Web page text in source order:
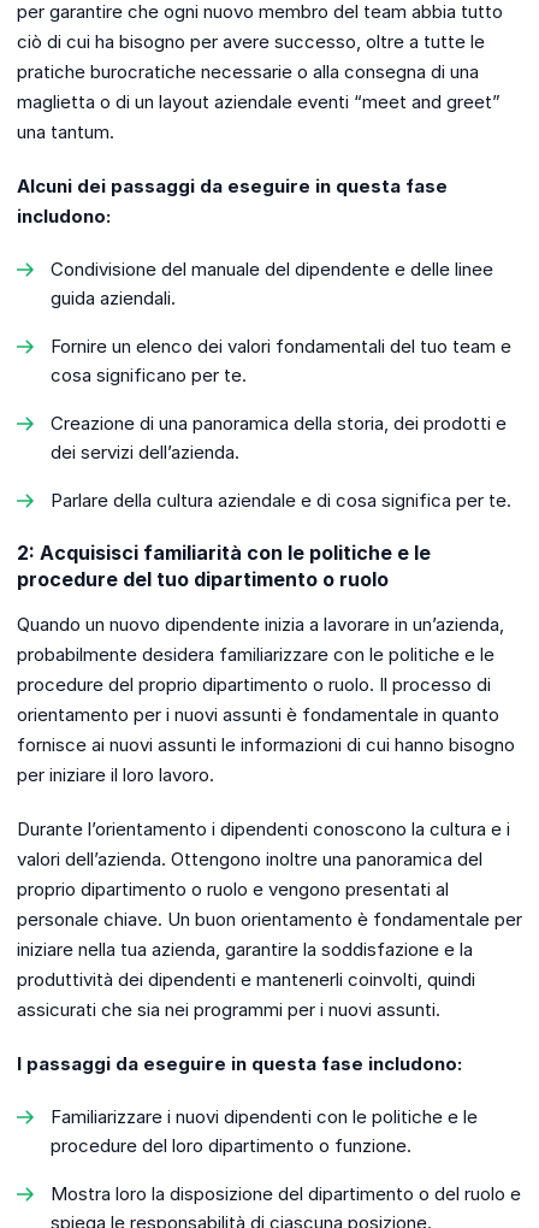
per garantire che ogni nuovo membro del team abbia tutto
ciò di cui ha bisogno per avere successo, oltre a tutte le
pratiche burocratiche necessarie o alla consegna di una
maglietta o di un layout aziendale eventi “meet and greet”
una tantum.
Alcuni dei passaggi da eseguire in questa fase
includono:
Condivisione del manuale del dipendente e delle linee
guida aziendali.
Fornire un elenco dei valori fondamentali del tuo team e
cosa significano per te.
Creazione di una panoramica della storia, dei prodotti e
dei servizi dell’azienda.
Parlare della cultura aziendale e di cosa significa per te.
2: Acquisisci familiarità con le politiche e le
procedure del tuo dipartimento o ruolo
Quando un nuovo dipendente inizia a lavorare in un’azienda,
probabilmente desidera familiarizzare con le politiche e le
procedure del proprio dipartimento o ruolo. Il processo di
orientamento per i nuovi assunti è fondamentale in quanto
fornisce ai nuovi assunti le informazioni di cui hanno bisogno
per iniziare il loro lavoro.
Durante l’orientamento i dipendenti conoscono la cultura e i
valori dell’azienda. Ottengono inoltre una panoramica del
proprio dipartimento o ruolo e vengono presentati al
personale chiave. Un buon orientamento è fondamentale per
iniziare nella tua azienda, garantire la soddisfazione e la
produttività dei dipendenti e mantenerli coinvolti, quindi
assicurati che sia nei programmi per i nuovi assunti.
I passaggi da eseguire in questa fase includono:
Familiarizzare i nuovi dipendenti con le politiche e le
procedure del loro dipartimento o funzione.
Mostra loro la disposizione del dipartimento o del ruolo e
spiega le responsabilità di ciascuna posizione.